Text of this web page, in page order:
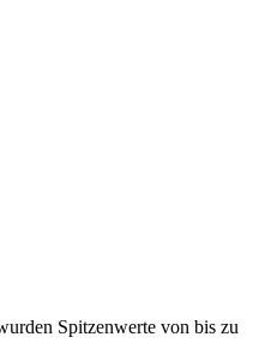
Spitzenwerte von bis zu